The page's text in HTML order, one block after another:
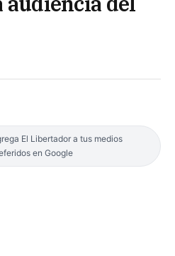
El Libertador a tus medios
en Google